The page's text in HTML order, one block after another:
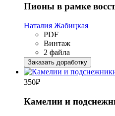
Пионы в рамке
Наталия Жабицкая
PDF
Винтаж
2 файла
Заказать доработку
350₽
Камелии и